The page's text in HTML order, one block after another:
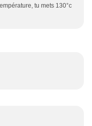
tu mets 130°c